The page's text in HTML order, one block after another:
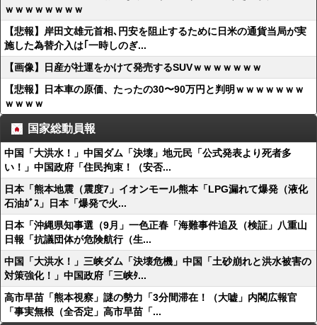
ｗｗｗｗｗｗｗｗ
【悲報】岸田文雄元首相､円安を阻止するために日米の通貨当局が実
施した為替介入は｢一時しのぎ...
【画像】日産が社運をかけて発売するSUVｗｗｗｗｗｗｗ
【悲報】日本車の原価、たったの30〜90万円と判明ｗｗｗｗｗｗｗ
ｗｗｗｗ
国家総動員報
中国「大洪水！」中国ダム「決壊」地元民「公式発表より死者多
い！」中国政府「住民拘束！（安否...
日本「熊本地震（震度7」イオンモール熊本「LPG漏れて爆発（液化
石油ｶﾞｽ」日本「爆発で火...
日本「沖縄県知事選（9月」一色正春「海難事件追及（検証」八重山
日報「抗議団体が危険航行（生...
中国「大洪水！」三峡ダム「決壊危機」中国「土砂崩れと洪水被害の
対策強化！」中国政府「三峡ﾀ...
高市早苗「熊本視察」謎の勢力「3分間滞在！（大嘘」内閣広報官
「事実無根（全否定」高市早苗「...